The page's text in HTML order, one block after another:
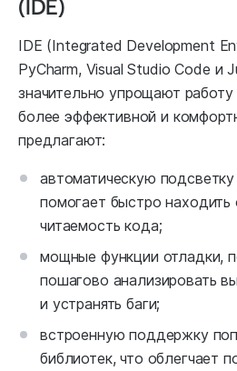
(IDE)
IDE (Integrated Development
PyCharm, Visual Studio Code и
значительно упрощают
более эффективной и
предлагают:
автоматическую подсветку
помогает быстро
читаемость кода;
мощные функции отладки,
пошагово анализировать
и устранять баги;
встроенную поддержку
библиотек, что облегчает